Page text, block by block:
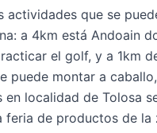
actividades que se
a 4km está Andoain
el golf, y a 1km
puede montar a
en localidad de Tolosa
feria de productos de la